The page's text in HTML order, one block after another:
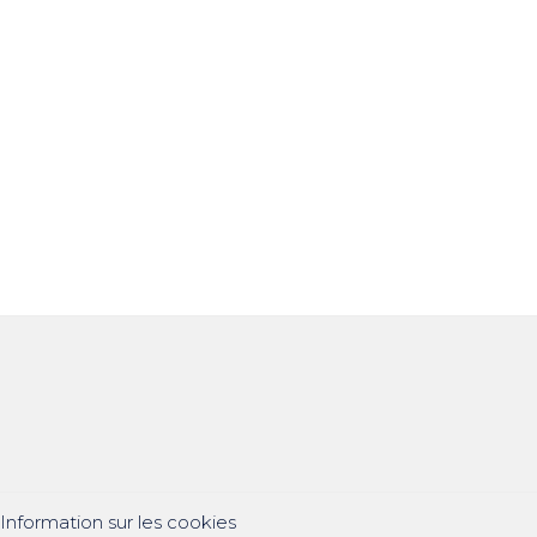
Information sur les cookies